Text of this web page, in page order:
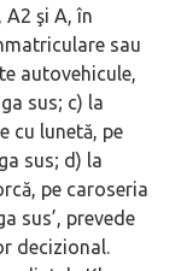
şi A, în
sau
autovehicule,
sus; c) la
cu lunetă, pe
sus; d) la
pe caroseria
sus’, prevede
decizional.